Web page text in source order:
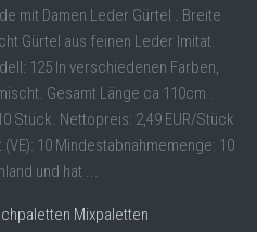
mit Damen Leder Gürtel . Breite
Gürtel aus feinen Leder Imitat.
125 In verschiedenen Farben,
Gesamt Länge ca 110cm .
Stück. Nettopreis: 2,49 EUR/Stück
10 Mindestabnahmemenge: 10
und hat ...
Mixpaletten